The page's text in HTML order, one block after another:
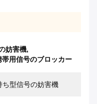
妨害機,
帯用信号のブロッカー
ち型信号の妨害機